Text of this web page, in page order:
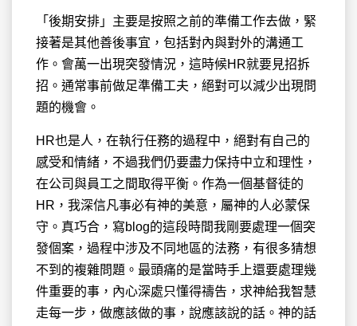
「後期安排」主要是按照之前的準備工作去做，緊
接著是其他善後事宜，包括對內與對外的溝通工
作。會萬一出現突發情況，這時候HR就要見招拆
招。通常事前做足準備工夫，絕對可以減少出現問
題的機會。
HR也是人，在執行任務的過程中，絕對有自己的
感受和情緒，不過我們仍要盡力保持中立和理性，
在公司與員工之間取得平衡。作為一個基督徒的
HR，我深信凡事必有神的美意，屬神的人必蒙保
守。真巧合，寫blog的這段時間我剛要處理一個突
發個案，過程中涉及不同地區的法務，有很多猜想
不到的複雜問題。最頭痛的是當時手上還要處理幾
件重要的事，內心深處只懂得禱告，求神給我智慧
走每一步，做應該做的事，說應該說的話。神的話